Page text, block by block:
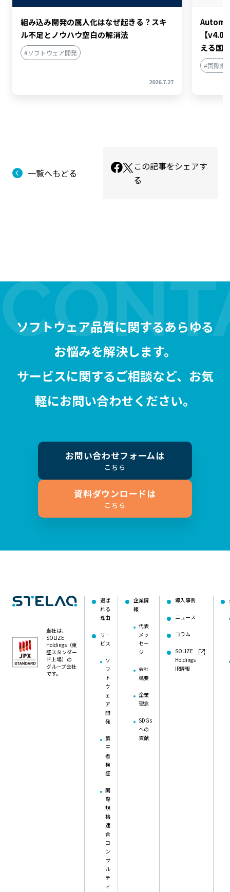
組み込み開発の属人化はなぜ起きる？スキ
ル不足とノウハウ空白の解消法
#ソフトウェア開発
2026.7.27
【v4.0
える国
一覧へもどる
この記事をシェアす
る
ソフトウェア品質に関するあらゆる
お悩みを解決します。
サービスに関するご相談など、お気
軽にお問い合わせください。
お問い合わせフォームは
こちら
資料ダウンロードは
こちら
当社は、
SOLIZE
Holdings（東
証スタンダー
ド上場）の
グループ会社
です。
選ば
れる
理由
サー
ビス
ソ
フ
ト
ウ
ェ
ア
開
発
第
三
者
検
証
国
際
規
格
適
合
コ
ン
サ
ル
テ
ィ
企業情
報
代表
メッ
セー
ジ
会社
概要
企業
理念
SDGs
への
貢献
導入事例
ニュース
コラム
SOLIZE
Holdings
IR情報